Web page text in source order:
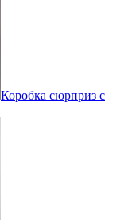
Коробка сюрприз с